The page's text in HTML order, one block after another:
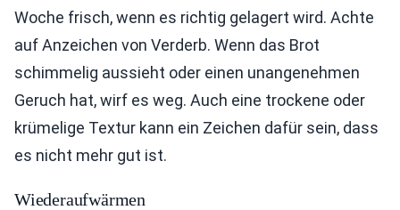
Woche frisch, wenn es richtig gelagert wird. Achte
auf Anzeichen von Verderb. Wenn das Brot
schimmelig aussieht oder einen unangenehmen
Geruch hat, wirf es weg. Auch eine trockene oder
krümelige Textur kann ein Zeichen dafür sein, dass
es nicht mehr gut ist.
Wiederaufwärmen